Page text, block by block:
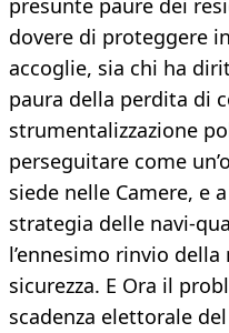
presunte paure dei
dovere di proteggere
accoglie, sia chi ha
paura della perdita di
strumentalizzazione
perseguitare come
siede nelle Camere, e
strategia delle navi-
l’ennesimo rinvio
sicurezza. E Ora il
scadenza elettorale